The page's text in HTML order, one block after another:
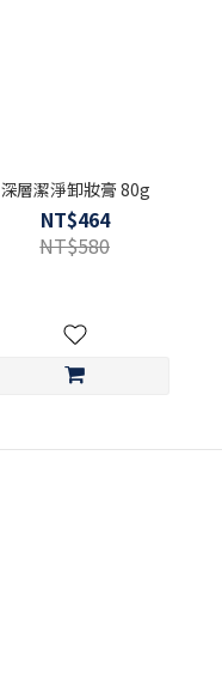
深層潔淨卸妝膏 80g
NT$464
NT$580